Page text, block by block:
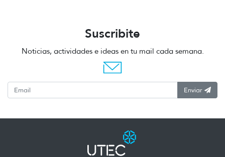
Suscribite
Noticias, actividades e ideas en tu mail cada semana.
Enviar